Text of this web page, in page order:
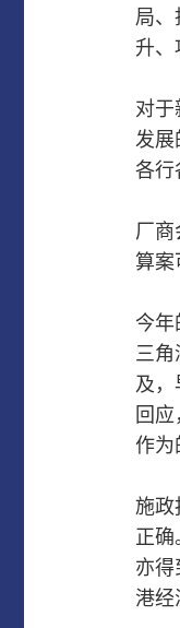
局
升
对
发展
各行
厂
算案
今年
三
及
回
作为
施政
正确
亦得
港经